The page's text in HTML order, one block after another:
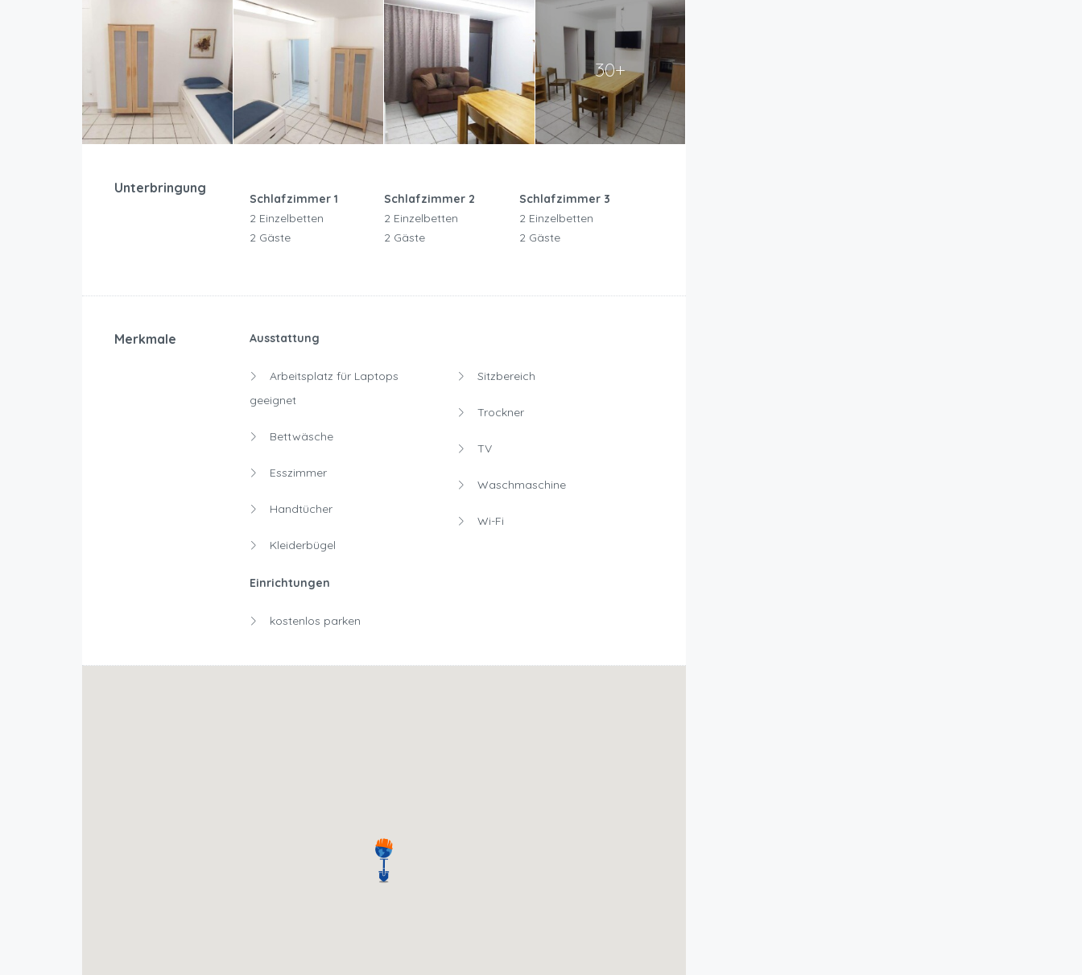
30+
Unterbringung
Schlafzimmer 1
2 Einzelbetten
2 Gäste
Schlafzimmer 2
2 Einzelbetten
2 Gäste
Schlafzimmer 3
2 Einzelbetten
2 Gäste
Merkmale Ausstattung
Arbeitsplatz für Laptops
geeignet
Bettwäsche
Esszimmer
Handtücher
Kleiderbügel
Sitzbereich
Trockner
TV
Waschmaschine
Wi-Fi
Einrichtungen
kostenlos parken